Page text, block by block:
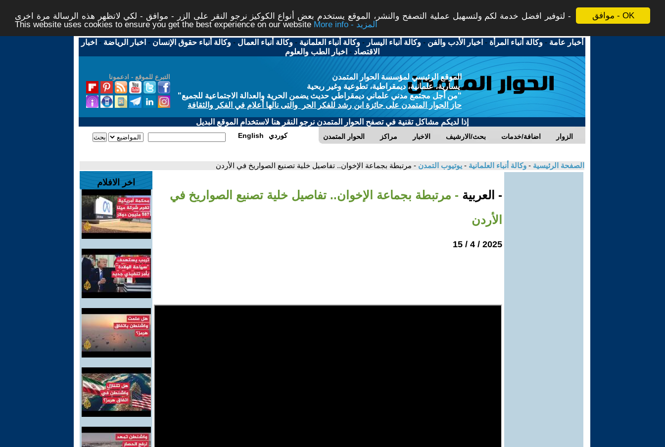
موافق - OK
لتوفير افضل خدمة لكم ولتسهيل عملية التصفح والنشر، الموقع يستخدم بعض أنواع الكوكيز نرجو النقر على الزر - موافق - لكي لاتظهر هذه الرسالة مرة اخرى -
This website uses cookies to ensure you get the best experience on our website
More info - المزيد
أخبار عامة -وكالة أنباء المرأة - اخبار الأدب والفن -وكالة أنباء اليسار -وكالة أنباء العلمانية -وكالة أنباء العمال -وكالة أنباء حقوق الإنسان - اخبار الرياضة - اخبار
الاقتصاد - اخبار الطب والعلوم
التبرع للموقع - ادعمونا
الموقع الرئيسي لمؤسسة الحوار المتمدن
يسارية، علمانية، ديمقراطية، تطوعية وغير ربحية
"من أجل مجتمع مدني علماني ديمقراطي حديث يضمن الحرية والعدالة الاجتماعية للجميع"
حاز الحوار المتمدن على جائزة ابن رشد للفكر الحر والتى نالها أعلام في الفكر والثقافة
إذا لديكم مشاكل تقنية في تصفح الحوار المتمدن نرجو النقر هنا لاستخدام الموقع البديل
الحوار المتمدن مراكز الاخبار بحث/الارشيف اضافة/خدمات الزوار English كوردي
الصفحة الرئيسية - وكالة أنباء العلمانية - يوتيوب التمدن - مرتبطة بجماعة الإخوان.. تفاصيل خلية تصنيع الصواريخ في الأردن
- العربية - مرتبطة بجماعة الإخوان.. تفاصيل خلية تصنيع الصواريخ في
الأردن
2025 / 4 / 15
اخر الافلام